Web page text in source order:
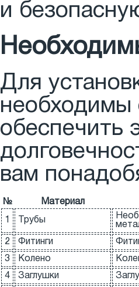
и
Для
необходимы
обеспечить
вам
№ Материал
1 Трубы
2 Фитинги
3 Колено
4 Заглушки